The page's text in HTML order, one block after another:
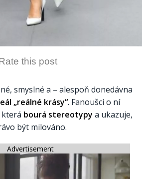
this post
smyslné a – alespoň donedávna
„reálné krásy“. Fanoušci o ní
která bourá stereotypy a ukazuje,
být milováno.
Advertisement